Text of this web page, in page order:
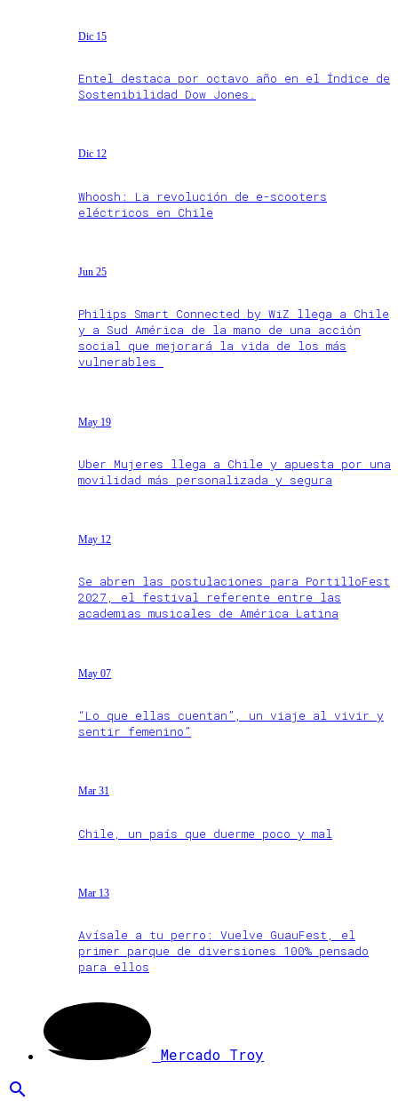
Dic 15
Entel destaca por octavo año en el Índice de
Sostenibilidad Dow Jones.
Dic 12
Whoosh: La revolución de e-scooters
eléctricos en Chile
Jun 25
Philips Smart Connected by WiZ llega a Chile
y a Sud América de la mano de una acción
social que mejorará la vida de los más
vulnerables
May 19
Uber Mujeres llega a Chile y apuesta por una
movilidad más personalizada y segura
May 12
Se abren las postulaciones para PortilloFest
2027, el festival referente entre las
academias musicales de América Latina
May 07
“Lo que ellas cuentan”, un viaje al vivir y
sentir femenino”
Mar 31
Chile, un país que duerme poco y mal
Mar 13
Avísale a tu perro: Vuelve GuauFest, el
primer parque de diversiones 100% pensado
para ellos
Mercado Troy
search